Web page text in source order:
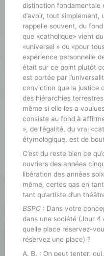
distinction fondamentale
d’avoir, tout
rappelle souvent, du
que «catholique» vient
«universel » ou «pour
expérience personnelle
était sur ce point plutôt
est portée par
conviction que la justice
des hiérarchies
même si elle les a
consiste au fond à
», de l’égalité, du vrai
étymologique, est de
C’est du reste bien ce
ouvriers des années
libération des années
même, certes pas en
tant qu’artiste d’un
BSPC : Dans votre
dans une société (Jour 4
quelle place réservez-
réservez une place) ?
A. B. : On peut tenter,